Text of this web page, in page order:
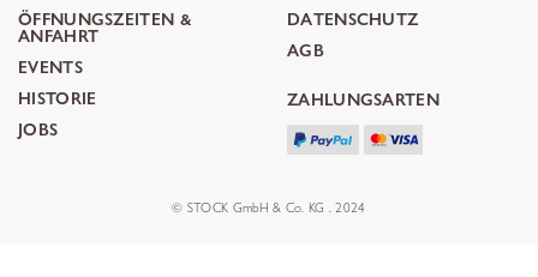
ÖFFNUNGSZEITEN &
ANFAHRT
EVENTS
HISTORIE
JOBS
DATENSCHUTZ
AGB
ZAHLUNGSARTEN
© STOCK GmbH & Co. KG . 2024